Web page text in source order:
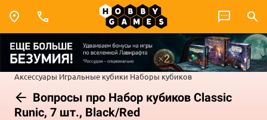
Аксессуары Игральные кубики Наборы кубиков
Вопросы про Набор кубиков Classic
Runic, 7 шт., Black/Red